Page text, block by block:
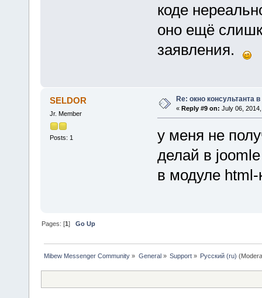
коде
оно ещё
заявления.
SELDOR
Jr. Member
Posts: 1
Re: окно консультанта
« Reply #9 on: July 06,
у меня не
делай в
в модуле html-
Pages: [1]Go Up
Mibew Messenger Community » General» Support» Русский (ru)